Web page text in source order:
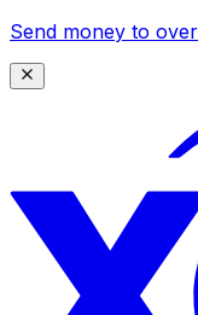
Send money to